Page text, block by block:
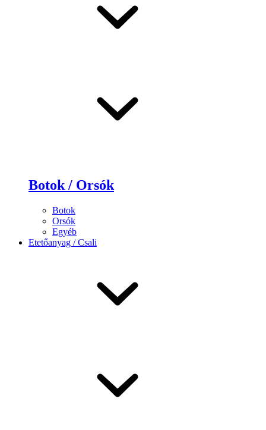
Botok / Orsók
Botok
Orsók
Egyéb
Etetőanyag / Csali